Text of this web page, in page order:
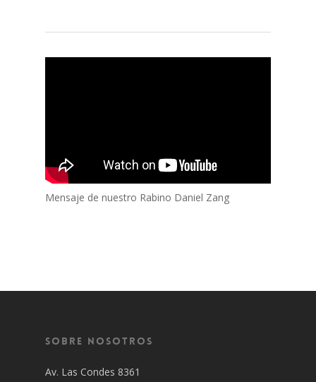
Mensaje de nuestro Rabino Daniel Zang
Sobre Nosotros
Av. Las Condes 8361